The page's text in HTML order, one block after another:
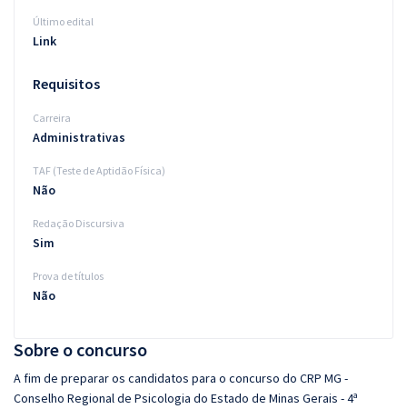
Sobre o concurso
A fim de preparar os candidatos para o concurso do CRP MG -
Conselho Regional de Psicologia do Estado de Minas Gerais - 4ª
Último edital
Link
Requisitos
Carreira
Administrativas
TAF (Teste de Aptidão Física)
Não
Redação Discursiva
Sim
Prova de títulos
Não